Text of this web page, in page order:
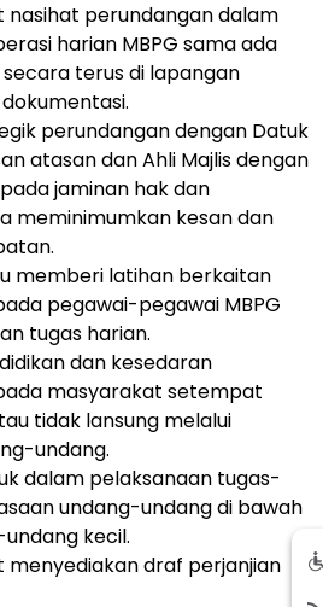
nasihat perundangan dalam
harian MBPG sama ada
terus di lapangan
perundangan dengan Datuk
atasan dan Ahli Majlis dengan
jaminan hak dan
meminimumkan kesan dan
memberi latihan berkaitan
pegawai-pegawai MBPG
tugas harian.
dan kesedaran
masyarakat setempat
tidak lansung melalui
undang.
dalam pelaksanaan tugas-
undang-undang di bawah
kecil.
menyediakan draf perjanjian